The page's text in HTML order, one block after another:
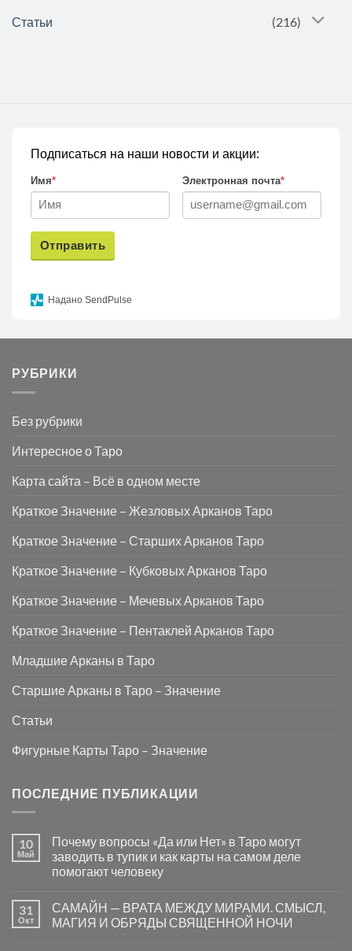
Статьи (216)
Подписаться на наши новости и акции:
Имя* Электронная почта*
Отправить
Надано SendPulse
РУБРИКИ
Без рубрики
Интересное о Таро
Карта сайта – Всё в одном месте
Краткое Значение – Жезловых Арканов Таро
Краткое Значение – Старших Арканов Таро
Краткое Значение – Кубковых Арканов Таро
Краткое Значение – Мечевых Арканов Таро
Краткое Значение – Пентаклей Арканов Таро
Младшие Арканы в Таро
Старшие Арканы в Таро – Значение
Статьи
Фигурные Карты Таро – Значение
ПОСЛЕДНИЕ ПУБЛИКАЦИИ
10
Май
Почему вопросы «Да или Нет» в Таро могут
заводить в тупик и как карты на самом деле
помогают человеку
записи
Почему
вопросы
31
Окт
САМАЙН — ВРАТА МЕЖДУ МИРАМИ. СМЫСЛ,
МАГИЯ И ОБРЯДЫ СВЯЩЕННОЙ НОЧИ